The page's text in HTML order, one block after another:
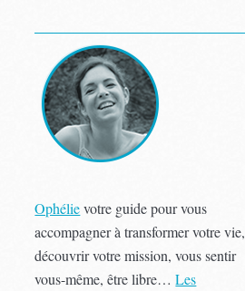
Ophélievotre guide pour vous
accompagner à transformer votre vie,
découvrir votre mission, vous sentir
vous-même, être libre…Les